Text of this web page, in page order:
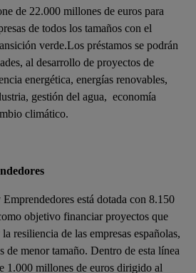
de 22.000 millones de euros para
de todos los tamaños con el
verde.Los préstamos se podrán
al desarrollo de proyectos de
energética, energías renovables,
gestión del agua, economía
climático.
está dotada con 8.150
objetivo financiar proyectos que
resiliencia de las empresas españolas,
de menor tamaño. Dentro de esta línea
1.000 millones de euros dirigido al